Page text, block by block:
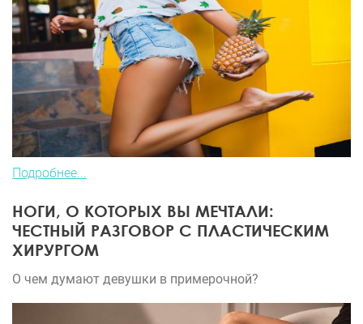
Подробнее...
НОГИ, О КОТОРЫХ ВЫ МЕЧТАЛИ:
ЧЕСТНЫЙ РАЗГОВОР С ПЛАСТИЧЕСКИМ
ХИРУРГОМ
О чем думают девушки в примерочной?